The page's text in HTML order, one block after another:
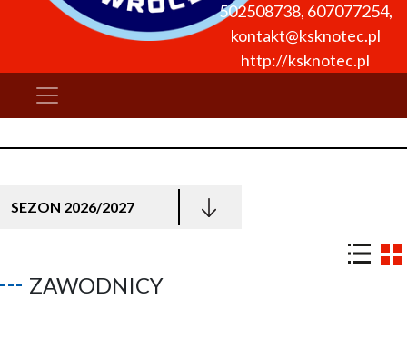
502508738, 607077254,
kontakt@ksknotec.pl
http://ksknotec.pl
SEZON 2026/2027
ZAWODNICY